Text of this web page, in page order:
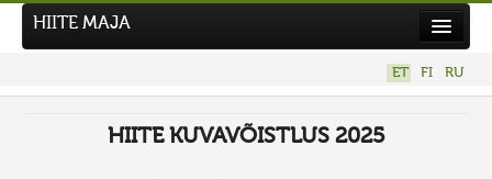
HIITE MAJA
ET FI RU
HIITE KUVAVÕISTLUS 2025